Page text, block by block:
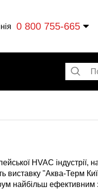
0 800 755-665
HVAC індустрії,
виставку "Аква-Терм
найбільш ефективним